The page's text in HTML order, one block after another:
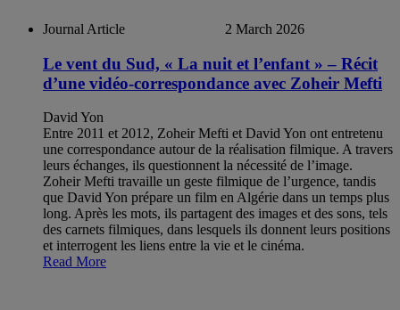
Journal Article 2 March 2026
Le vent du Sud, « La nuit et l’enfant » – Récit
d’une vidéo-correspondance avec Zoheir Mefti
David Yon
Entre 2011 et 2012, Zoheir Mefti et David Yon ont entretenu
une correspondance autour de la réalisation filmique. A travers
leurs échanges, ils questionnent la nécessité de l’image.
Zoheir Mefti travaille un geste filmique de l’urgence, tandis
que David Yon prépare un film en Algérie dans un temps plus
long. Après les mots, ils partagent des images et des sons, tels
des carnets filmiques, dans lesquels ils donnent leurs positions
et interrogent les liens entre la vie et le cinéma.
Read More